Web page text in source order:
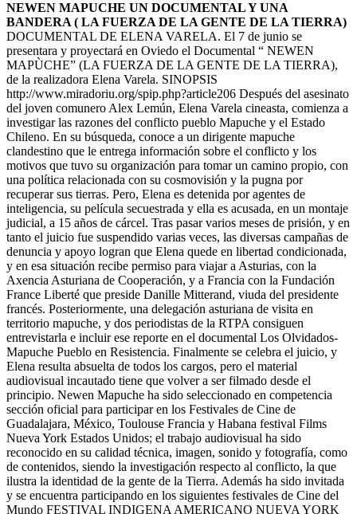
NEWEN MAPUCHE UN DOCUMENTAL Y UNA
BANDERA ( LA FUERZA DE LA GENTE DE LA TIERRA)
DOCUMENTAL DE ELENA VARELA. El 7 de junio se
presentara y proyectará en Oviedo el Documental “ NEWEN
MAPÙCHE” (LA FUERZA DE LA GENTE DE LA TIERRA),
de la realizadora Elena Varela. SINOPSIS
http://www.miradoriu.org/spip.php?article206 Después del asesinato
del joven comunero Alex Lemún, Elena Varela cineasta, comienza a
investigar las razones del conflicto pueblo Mapuche y el Estado
Chileno. En su búsqueda, conoce a un dirigente mapuche
clandestino que le entrega información sobre el conflicto y los
motivos que tuvo su organización para tomar un camino propio, con
una política relacionada con su cosmovisión y la pugna por
recuperar sus tierras. Pero, Elena es detenida por agentes de
inteligencia, su película secuestrada y ella es acusada, en un montaje
judicial, a 15 años de cárcel. Tras pasar varios meses de prisión, y en
tanto el juicio fue suspendido varias veces, las diversas campañas de
denuncia y apoyo logran que Elena quede en libertad condicionada,
y en esa situación recibe permiso para viajar a Asturias, con la
Axencia Asturiana de Cooperación, y a Francia con la Fundación
France Liberté que preside Danille Mitterand, viuda del presidente
francés. Posteriormente, una delegación asturiana de visita en
territorio mapuche, y dos periodistas de la RTPA consiguen
entrevistarla e incluir ese reporte en el documental Los Olvidados-
Mapuche Pueblo en Resistencia. Finalmente se celebra el juicio, y
Elena resulta absuelta de todos los cargos, pero el material
audiovisual incautado tiene que volver a ser filmado desde el
principio. Newen Mapuche ha sido seleccionado en competencia
sección oficial para participar en los Festivales de Cine de
Guadalajara, México, Toulouse Francia y Habana festival Films
Nueva York Estados Unidos; el trabajo audiovisual ha sido
reconocido en su calidad técnica, imagen, sonido y fotografía, como
de contenidos, siendo la investigación respecto al conflicto, la que
ilustra la identidad de la gente de la Tierra. Además ha sido invitada
y se encuentra participando en los siguientes festivales de Cine del
Mundo FESTIVAL INDIGENA AMERICANO NUEVA YORK